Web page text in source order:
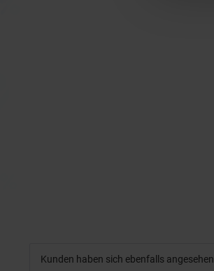
Kunden haben sich ebenfalls angesehen